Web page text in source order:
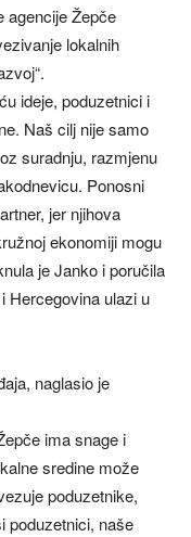
agencije Žepče
lokalnih
ideje, poduzetnici i
Naš cilj nije samo
suradnju, razmjenu
Ponosni
jer njihova
ekonomiji mogu
je Janko i poručila
Hercegovina ulazi u
naglasio je
ima snage i
sredine može
poduzetnike,
poduzetnici, naše